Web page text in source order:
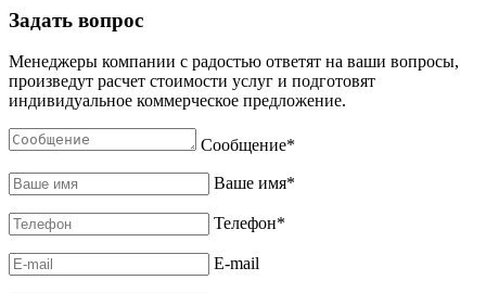
Задать вопрос
Менеджеры компании с радостью ответят на ваши вопросы,
произведут расчет стоимости услуг и подготовят
индивидуальное коммерческое предложение.
Сообщение*
Ваше имя*
Телефон*
E-mail